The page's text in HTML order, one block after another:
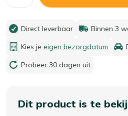
Direct leverbaar Binnen 3
Kies je eigen bezorgdatum
Probeer 30 dagen uit
Dit product is te